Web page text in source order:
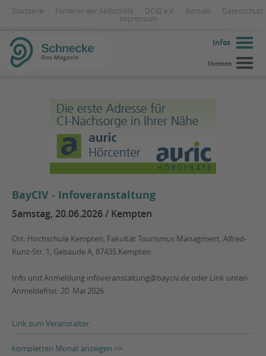
Startseite Förderer der Selbsthilfe DCIG e.V. Kontakt
Datenschutz
Impressum
Infos
Themen
BayCIV - Infoveranstaltung
Samstag, 20.06.2026 / Kempten
Ort: Hochschule Kempten, Fakultät Tourismus Managment, Alfred-
Kunz-Str. 1, Gebäude A, 87435 Kempten
Info und Anmeldung infoveranstaltung@bayciv.de oder Link unten.
Anmeldefrist: 20. Mai 2026
Link zum Veranstalter
kompletten Monat anzeigen >>